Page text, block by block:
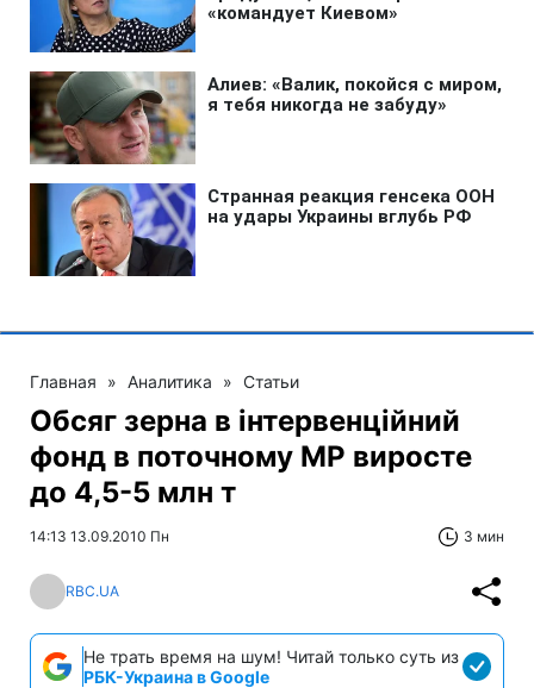
Главная » Аналитика » Статьи
Обсяг зерна в інтервенційний
фонд в поточному МР виросте
до 4,5-5 млн т
14:13 13.09.2010 Пн 3 мин
RBC.UA
Не трать время на шум! Читай только суть из
РБК-Украина в Google